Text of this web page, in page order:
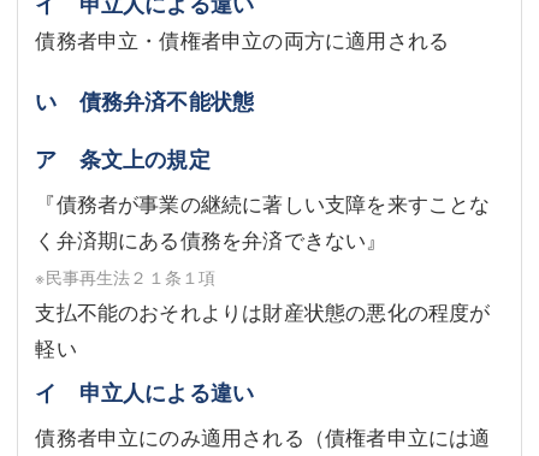
債務者申立・債権者申立の両方に適用される
い 債務弁済不能状態
ア 条文上の規定
『債務者が事業の継続に著しい支障を来すことな
く弁済期にある債務を弁済できない』
※民事再生法２１条１項
支払不能のおそれよりは財産状態の悪化の程度が
軽い
イ 申立人による違い
債務者申立にのみ適用される（債権者申立には適